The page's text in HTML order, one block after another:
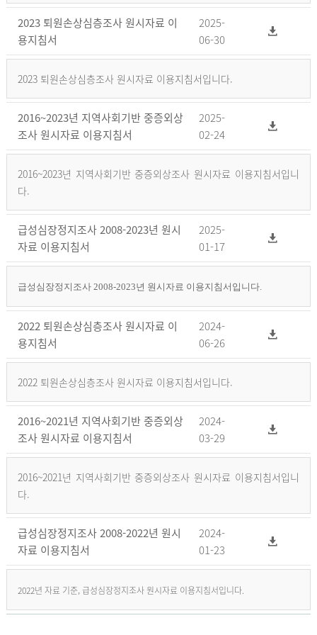
2023 퇴원손상심층조사 원시자료 이
용지침서
2025-
06-30
2023 퇴원손상심층조사 원시자료 이용지침서입니다.
2016~2023년 지역사회기반 중증외상
조사 원시자료 이용지침서
2025-
02-24
2016~2023년 지역사회기반 중증외상조사 원시자료 이용지침서입니
다.
급성심장정지조사 2008-2023년 원시
자료 이용지침서
2025-
01-17
급성심장정지조사 2008-2023년 원시자료 이용지침서입니다.
2022 퇴원손상심층조사 원시자료 이
용지침서
2024-
06-26
2022 퇴원손상심층조사 원시자료 이용지침서입니다.
2016~2021년 지역사회기반 중증외상
조사 원시자료 이용지침서
2024-
03-29
2016~2021년 지역사회기반 중증외상조사 원시자료 이용지침서입니
다.
급성심장정지조사 2008-2022년 원시
자료 이용지침서
2024-
01-23
2022년 자료 기준, 급성심장정지조사 원시자료 이용지침서입니다.